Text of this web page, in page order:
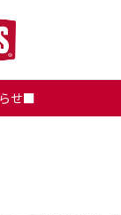
せ■